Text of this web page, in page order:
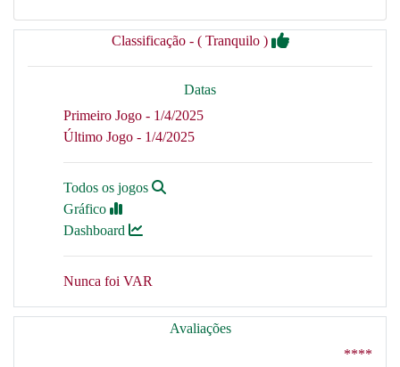
Classificação - ( Tranquilo )
Datas
Primeiro Jogo - 1/4/2025
Último Jogo - 1/4/2025
Todos os jogos
Gráfico
Dashboard
Nunca foi VAR
Avaliações
****